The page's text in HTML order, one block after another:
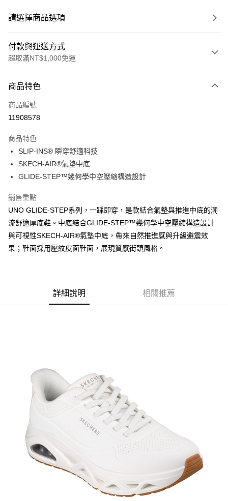
請選擇商品選項
付款與運送方式
超取滿NT$1,000免運
信用卡一次付款
超商取貨付款
運送方式
全家取貨付款
每筆NT$60，滿NT$1,000(含以上)免運費
每筆NT$60，滿NT$1,000(含以上)免運費
宅配
每筆NT$80，滿NT$1,000(含以上)免運費
商品特色
商品編號
11908578
商品特色
SLIP-INS® 瞬穿舒適科技
SKECH-AIR®氣墊中底
GLIDE-STEP™幾何學中空壓縮構造設計
銷售重點
UNO GLIDE-STEP系列，一踩即穿，是款結合氣墊與推進中底的潮
流舒適厚底鞋。中底結合GLIDE-STEP™幾何學中空壓縮構造設計
與可視性SKECH-AIR®氣墊中底，帶來自然推進感與升級避震效
果；鞋面採用壓紋皮面鞋面，展現質感街頭風格。
詳細說明 相關推薦